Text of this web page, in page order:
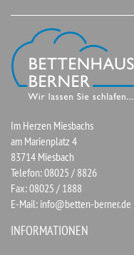
Im Herzen Miesbachs
am Marienplatz 4
83714 Miesbach
Telefon: 08025 / 8826
Fax: 08025 / 1888
E-Mail: info@betten-berner.de
INFORMATIONEN